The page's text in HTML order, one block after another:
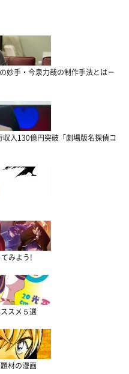
妙手・今泉力哉の制作手法とは－
入130億円突破「劇場版名探偵コ
みよう!
スメ５選
材の漫画